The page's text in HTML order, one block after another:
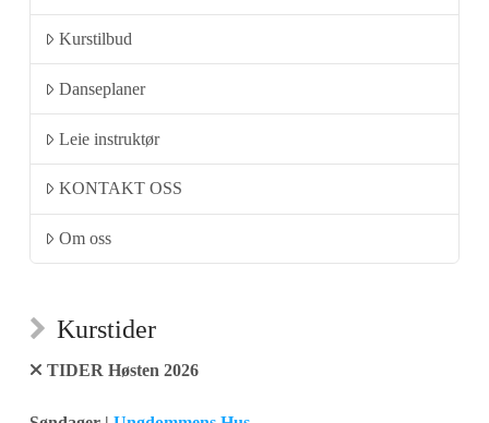
Kurstilbud
Danseplaner
Leie instruktør
KONTAKT OSS
Om oss
Kurstider
TIDER Høsten 2026